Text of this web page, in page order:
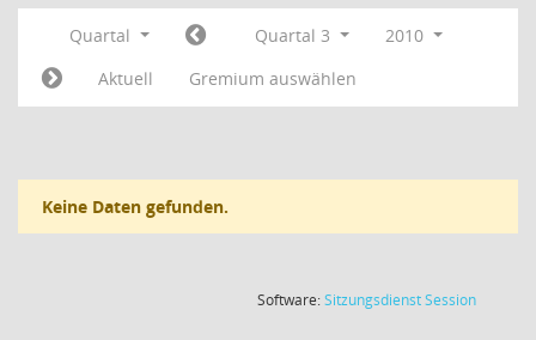
Quartal Quartal 3
2010
Aktuell
Gremium auswählen
Keine Daten gefunden.
Software:SitzungsdienstSession(Wird in